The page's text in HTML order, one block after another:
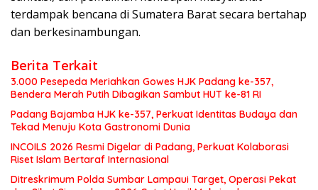
terdampak bencana di Sumatera Barat secara bertahap
dan berkesinambungan.
Berita Terkait
3.000 Pesepeda Meriahkan Gowes HJK Padang ke-357,
Bendera Merah Putih Dibagikan Sambut HUT ke-81 RI
Padang Bajamba HJK ke-357, Perkuat Identitas Budaya dan
Tekad Menuju Kota Gastronomi Dunia
INCOILS 2026 Resmi Digelar di Padang, Perkuat Kolaborasi
Riset Islam Bertaraf Internasional
Ditreskrimum Polda Sumbar Lampaui Target, Operasi Pekat